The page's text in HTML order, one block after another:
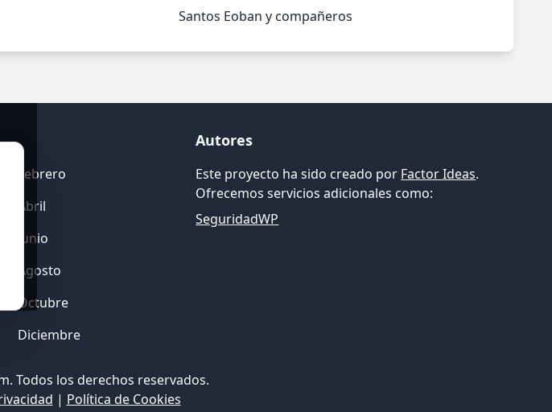
Santos Eoban y compañeros
Febrero
Abril
Junio
Agosto
Octubre
Diciembre
Autores
Este proyecto ha sido creado por Factor Ideas.
Ofrecemos servicios adicionales como:
SeguridadWP
Todos los derechos reservados.
| Política de Cookies